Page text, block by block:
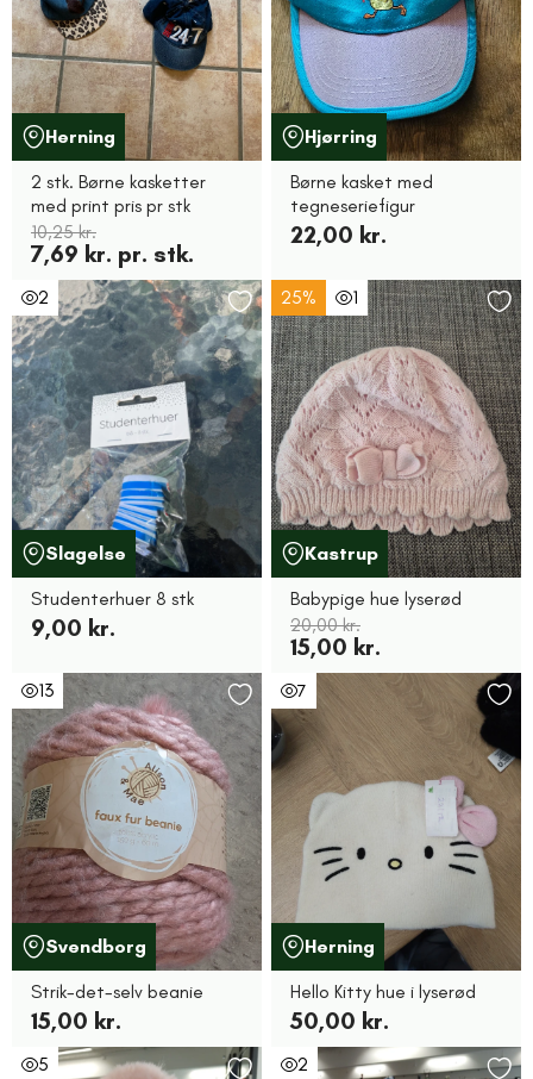
Herning
2 stk. Børne kasketter
med print pris pr stk
10,25 kr.
7,69 kr. pr. stk.
Hjørring
Børne kasket med
tegneseriefigur
22,00 kr.
2
Slagelse
Studenterhuer 8 stk
9,00 kr.
25% 1
Kastrup
Babypige hue lyserød
20,00 kr.
15,00 kr.
13
Svendborg
Strik-det-selv beanie
15,00 kr.
7
Herning
Hello Kitty hue i lyserød
50,00 kr.
5 2